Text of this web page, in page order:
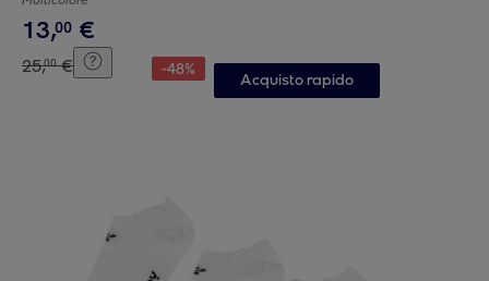
13,00 €
25,00 € -48%
Acquisto rapido